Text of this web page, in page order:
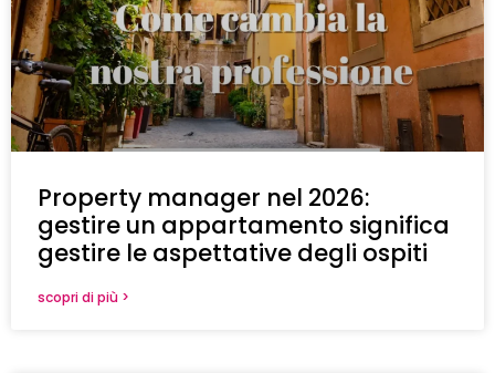
Property manager nel 2026:
gestire un appartamento significa
gestire le aspettative degli ospiti
scopri di più >